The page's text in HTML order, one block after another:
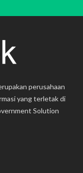
perusahaan
yang terletak di
Solution